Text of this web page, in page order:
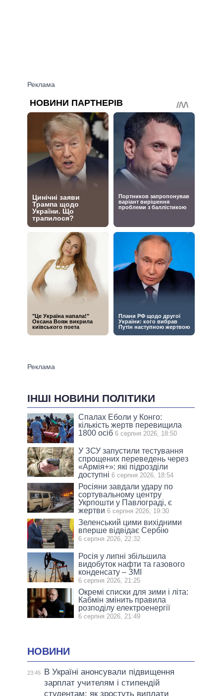
ІНШІ НОВИНИ ПОЛІТИКИ
Спалах Еболи у Конго:
кількість жертв перевищила
1800 осіб 6 серпня 2026, 18:50
У ЗСУ запустили тестування
спрощених переведень через
«Армія+»: які підрозділи
доступні 6 серпня 2026, 18:54
Росіяни завдали удару по
сортувальному центру
Укрпошти у Павлограді, є
жертви 6 серпня 2026, 19:30
Зеленський цими вихідними
вперше відвідає Сербію
6 серпня 2026, 22:32
Росія у липні збільшила
видобуток нафти та газового
конденсату – ЗМІ
6 серпня 2026, 21:25
Окремі списки для зими і літа:
Кабмін змінить правила
розподілу електроенергії
6 серпня 2026, 21:49
НОВИНИ
23:45
В Україні анонсували підвищення
зарплат учителям і стипендій
студентам: як зростуть виплати